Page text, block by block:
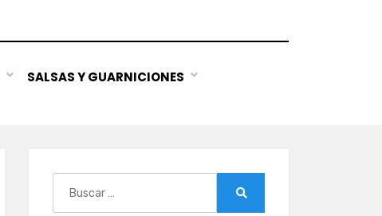
SALSAS Y GUARNICIONES